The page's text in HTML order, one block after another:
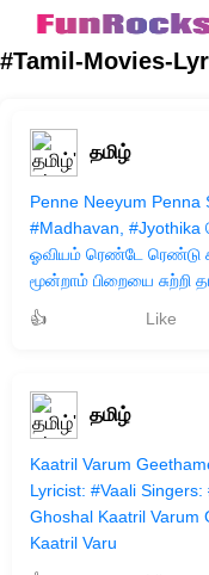
#Tamil-Movies-
தமிழ்
Penne Neeyum Penna
#Madhavan,
ஓவியம் ரெண்டே
மூன்றாம் பிறையை சுற்றி
👍
Like
தமிழ்
Kaatril Varum
Lyricist: #Vaali
Ghoshal Kaatril Varum
Kaatril Varu